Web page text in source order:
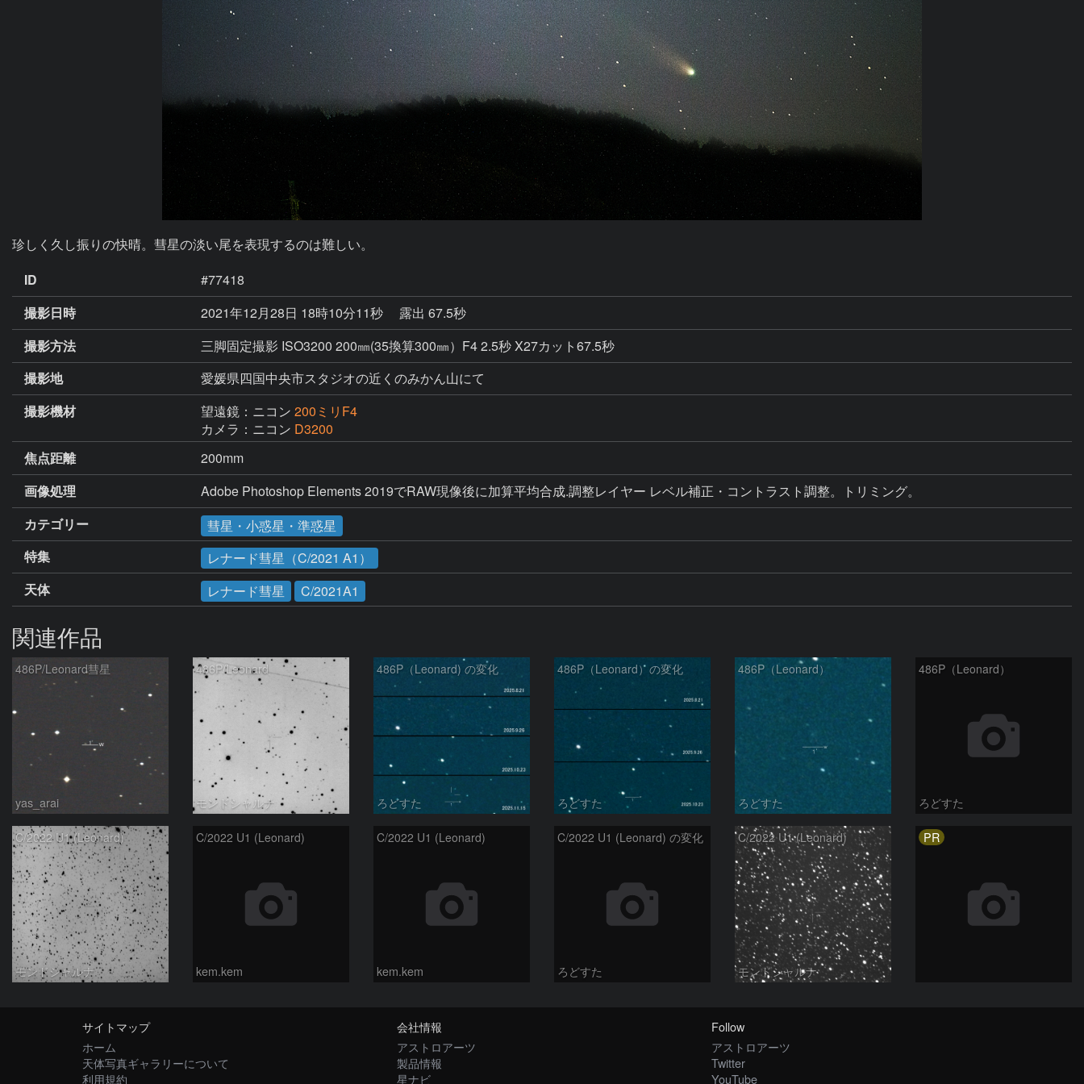
珍しく久し振りの快晴。彗星の淡い尾を表現するのは難しい。
ID
#77418
撮影日時
2021年12月28日 18時10分11秒
露出 67.5秒
撮影方法
三脚固定撮影 ISO3200 200㎜(35換算300㎜）F4 2.5秒 X27カット67.5秒
撮影地
愛媛県四国中央市スタジオの近くのみかん山にて
撮影機材
望遠鏡：ニコン 200ミリF4
カメラ：ニコン D3200
焦点距離
200mm
画像処理
Adobe Photoshop Elements 2019でRAW現像後に加算平均合成.調整レイヤー レベル補正・コントラスト調整。トリミング。
カテゴリー
彗星・小惑星・準惑星
特集
レナード彗星（C/2021 A1）
天体
レナード彗星 C/2021A1
関連作品
486P/Leonard彗星
yas_arai
486P/Leonard
モンドシャルナ
486P（Leonard) の変化
ろどすた
486P（Leonard）の変化
ろどすた
486P（Leonard）
ろどすた
486P（Leonard）
ろどすた
C/2022 U1 (Leonard)
モンドシャルナ
C/2022 U1 (Leonard)
kem.kem
C/2022 U1 (Leonard)
kem.kem
C/2022 U1 (Leonard) の変化
ろどすた
C/2022 U1 (Leonard)
モンドシャルナ
PR
サイトマップ
ホーム
天体写真ギャラリーについて
利用規約
会社情報
アストロアーツ
製品情報
星ナビ
Follow
アストロアーツ
Twitter
YouTube